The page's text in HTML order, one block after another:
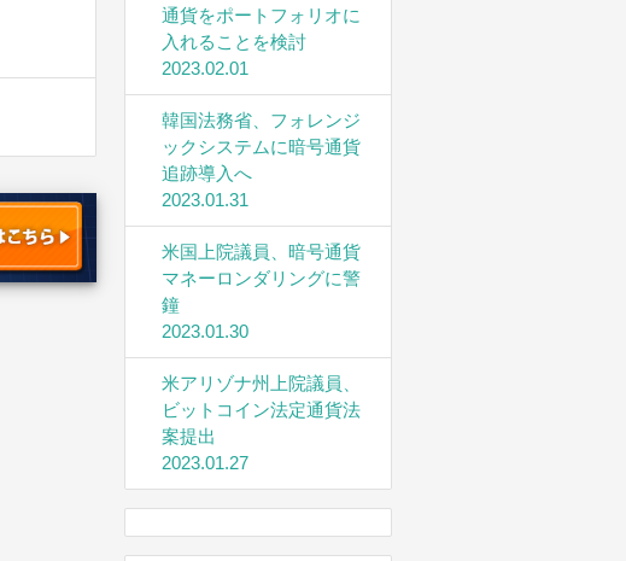
通貨をポートフォリオに
入れることを検討
2023.02.01
韓国法務省、フォレンジ
ックシステムに暗号通貨
追跡導入へ
2023.01.31
米国上院議員、暗号通貨
マネーロンダリングに警
鐘
2023.01.30
米アリゾナ州上院議員、
ビットコイン法定通貨法
案提出
2023.01.27